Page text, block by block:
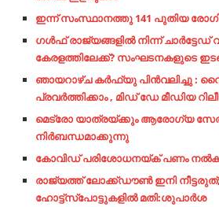
ഇന്ന് സംസ്ഥാനത്തു 141 പുതിയ
ഗള്‍ഫ് രാജ്യങ്ങളില്‍ നിന്ന് ചാര്‍ട്ടേഡ്
കേരളത്തിലേക്ക്? സംഘടനകളുടെ
ഞായറാഴ്ച കർഫ്യു പിൻവലിച്ചു :
പ്രവർത്തിക്കാം , മിഡ് ഡേ മീഡിയ
മെട്രോ യാത്രയ്ക്കും ആരോഗ്യ
നിർബന്ധമാക്കുന്നു
കോവിഡ് പരിശോധനയ്ക് പണം
രാജ്യത്ത് ലോക്ക്ഡൗണ്‍ ഇനി
ഹോട്ട്സ്പോട്ടുകളില്‍ മതി:ശുപാര്‍ശ